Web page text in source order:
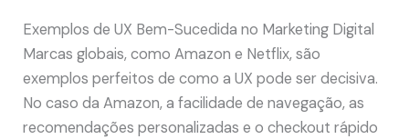
Exemplos de UX Bem-Sucedida no Marketing Digital
Marcas globais, como Amazon e Netflix, são
exemplos perfeitos de como a UX pode ser decisiva.
No caso da Amazon, a facilidade de navegação, as
recomendações personalizadas e o checkout rápido